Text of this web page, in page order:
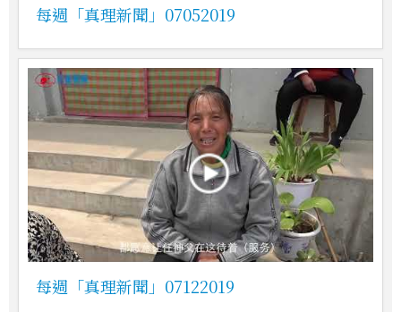
每週「真理新聞」07052019
每週「真理新聞」07122019